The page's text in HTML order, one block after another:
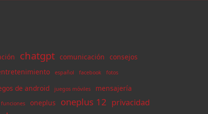
chatgpt comunicación consejos
español facebook fotos
de android juegos móviles mensajería
funciones oneplus oneplus 12 privacidad